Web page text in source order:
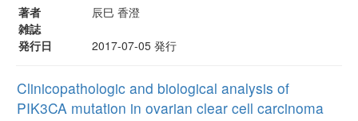
著者
辰巳 香澄
雑誌
発行日
2017-07-05 発行
Clinicopathologic and biological analysis of
PIK3CA mutation in ovarian clear cell carcinoma